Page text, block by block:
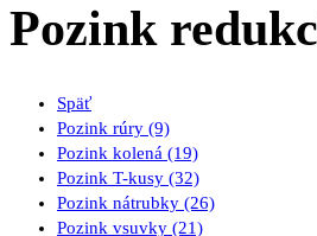
Pozink
Späť
Pozink rúry (9)
Pozink kolená (19)
Pozink T-kusy (32)
Pozink nátrubky (26)
Pozink vsuvky (21)